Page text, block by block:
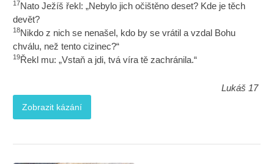
17Nato Ježíš řekl: „Nebylo jich očištěno deset? Kde je těch
devět?
18Nikdo z nich se nenašel, kdo by se vrátil a vzdal Bohu
chválu, než tento cizinec?“
19Řekl mu: „Vstaň a jdi, tvá víra tě zachránila.“
Lukáš 17
Zobrazit kázání